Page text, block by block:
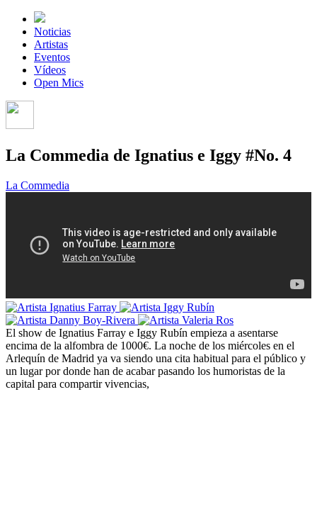
Noticias
Artistas
Eventos
Vídeos
Open Mics
La Commedia de Ignatius e Iggy #No. 4
La Commedia
El show de Ignatius Farray e Iggy Rubín empieza a asentarse
encima de la alfombra de 1000€. La noche de los miércoles en el
Arlequín de Madrid ya va siendo una cita habitual para el público y
un lugar por donde han de acabar pasando los humoristas de la
capital para compartir vivencias,